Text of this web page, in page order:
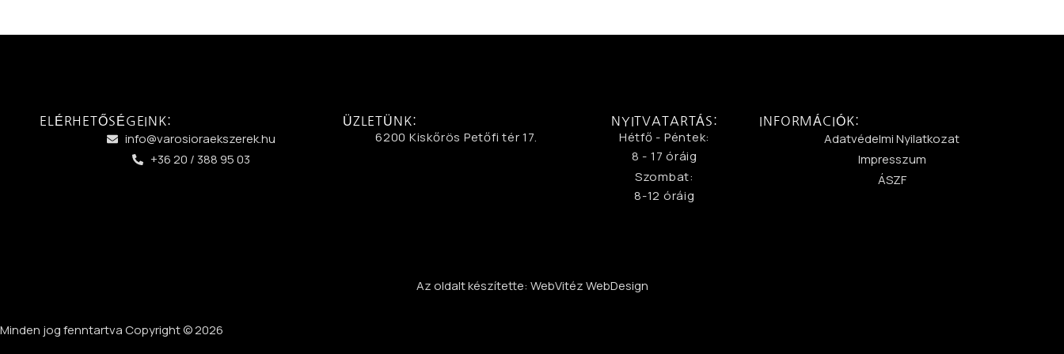
ELÉRHETŐSÉGEINK:
info@varosioraekszerek.hu
+36 20 / 388 95 03
ÜZLETÜNK:
6200 Kiskőrös Petőfi tér 17.
NYITVATARTÁS:
Hétfő - Péntek:
8 - 17 óráig
Szombat:
8-12 óráig
INFORMÁCIÓK:
Adatvédelmi Nyilatkozat
Impresszum
ÁSZF
Az oldalt készítette: WebVitéz WebDesign
Minden jog fenntartva Copyright © 2026